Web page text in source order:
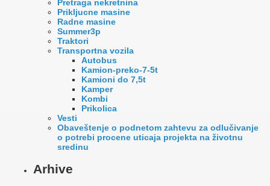
Pretraga nekretnina
Prikljucne masine
Radne masine
Summer3p
Traktori
Transportna vozila
Autobus
Kamion-preko-7-5t
Kamioni do 7,5t
Kamper
Kombi
Prikolica
Vesti
Оbaveštenje o podnetom zahtevu za odlučivanje
o potrebi procene uticaja projekta na životnu
sredinu
Arhive